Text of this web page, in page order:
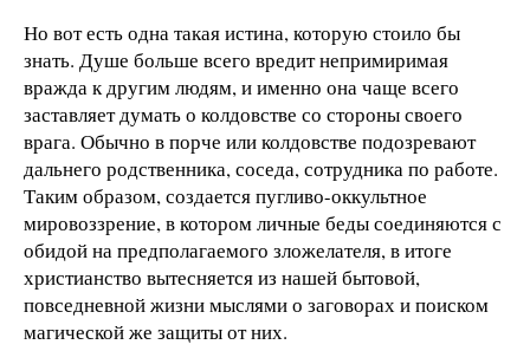
Но вот есть одна такая истина, которую стоило бы
знать. Душе больше всего вредит непримиримая
вражда к другим людям, и именно она чаще всего
заставляет думать о колдовстве со стороны своего
врага. Обычно в порче или колдовстве подозревают
дальнего родственника, соседа, сотрудника по работе.
Таким образом, создается пугливо-оккультное
мировоззрение, в котором личные беды соединяются с
обидой на предполагаемого зложелателя, в итоге
христианство вытесняется из нашей бытовой,
повседневной жизни мыслями о заговорах и поиском
магической же защиты от них.